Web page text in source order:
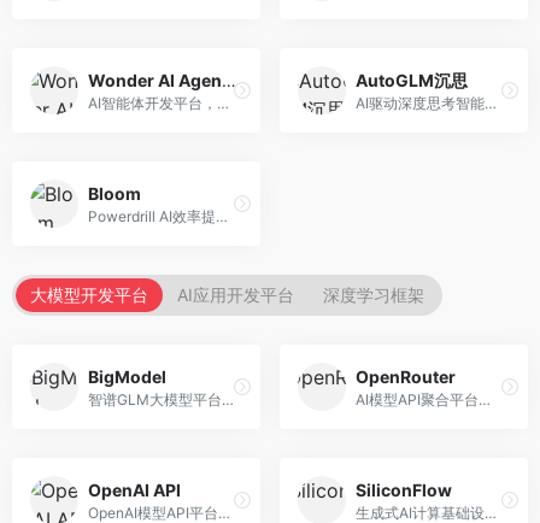
Wonder AI Agents
AI智能体开发平台，专注于低代码智能体创建。面向开发者，提供可视化开发、模板库、部署服务等功能，开发门槛低。
AutoGLM沉思
AI驱动深度思考智能体，专注于复杂推理任务。面向高级用户，提供深度分析、逻辑推理、决策支持等服务，推理能力强。
Bloom
Powerdrill AI效率提升平台，专注于企业智能化。面向企业用户，提供智能体创建、流程自动化、数据分析等服务，企业效率提升显著。
大模型开发平台 AI应用开发平台 深度学习框架
BigModel
智谱GLM大模型平台，提供API调用与模型服务。面向开发者和企业用户，提供GLM系列模型API、微调服务、应用开发工具等，开源生态完善。
OpenRouter
AI模型API聚合平台，整合多种主流大模型。面向开发者，提供统一API接口、模型对比、成本优化等服务，模型选择灵活。
OpenAI API
OpenAI模型API平台，提供GPT系列模型服务。面向开发者，提供模型API、微调服务、Assistants API等，是AI开发领域的基础设施。
SiliconFlow
生成式AI计算基础设施平台，专注于模型推理服务。面向开发者和企业，提供多模型API、高性能推理、成本优化等服务，推理性价比高。